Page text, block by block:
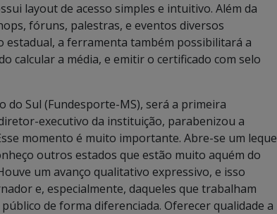
layout de acesso simples e intuitivo. Além da
fóruns, palestras, e eventos diversos
a ferramenta também possibilitará a
calcular a média, e emitir o certificado com selo
do Sul (Fundesporte-MS), será a primeira
executivo da instituição, parabenizou a
momento é muito importante. Abre-se um leque
outros estados que estão muito aquém do
um avanço qualitativo expressivo, e isso
e, especialmente, daqueles que trabalham
de forma diferenciada. Oferecer qualidade a